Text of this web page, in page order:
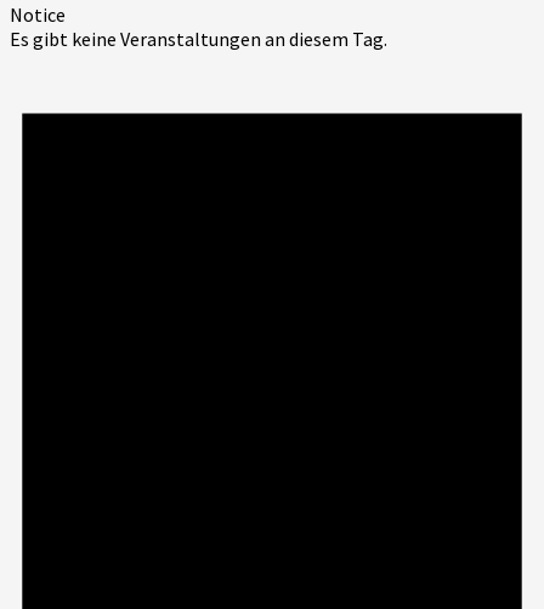
Notice
Es gibt keine Veranstaltungen an diesem Tag.